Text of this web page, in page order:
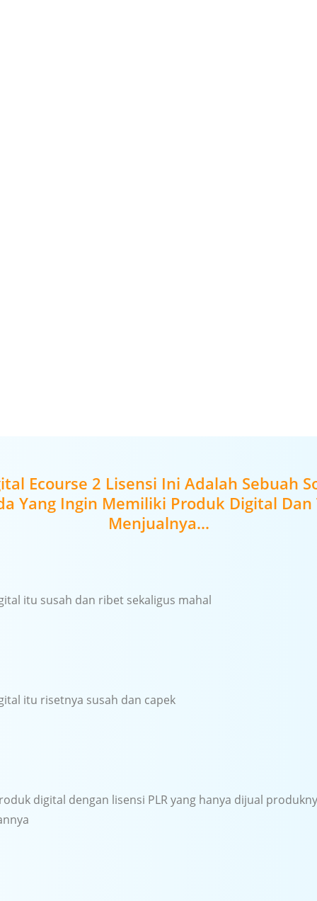
Ecourse 2 Lisensi Ini Adalah Sebuah
Yang Ingin Memiliki Produk Digital Dan
Menjualnya...
itu susah dan ribet sekaligus mahal
itu risetnya susah dan capek
digital dengan lisensi PLR yang hanya dijual